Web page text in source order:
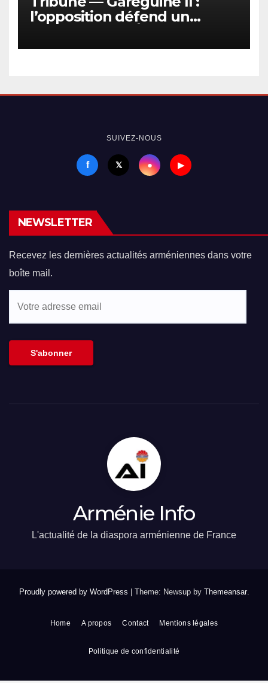
l’opposition défend un
SUIVEZ-NOUS
f 𝕏 ● ▶
NEWSLETTER
Recevez les dernières actualités arméniennes dans votre
boîte mail.
S'abonner
Arménie Info
L'actualité de la diaspora arménienne de France
Proudly powered by WordPress Theme: Newsup by Themeansar.
Home A propos Contact Mentions légales
Politique de confidentialité